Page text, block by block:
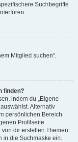
Suchbegriffe
Mitglied suchen“.
finden?
indem du „Eigene
Alternativ
persönlichen Bereich
Profilseite
dir erstellen Themen
die Suchmaske ein.